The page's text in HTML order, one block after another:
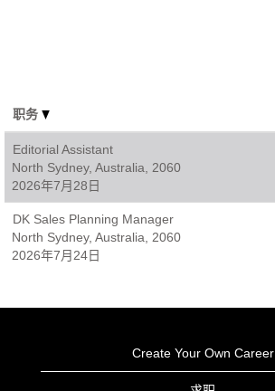
职务
Editorial Assistant
North Sydney, Australia, 2060
2026年7月28日
DK Sales Planning Manager
North Sydney, Australia, 2060
2026年7月24日
Create Your Own Career